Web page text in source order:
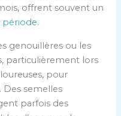
offrent souvent un
période.
genouillères ou les
particulièrement lors
pour
semelles
parfois des